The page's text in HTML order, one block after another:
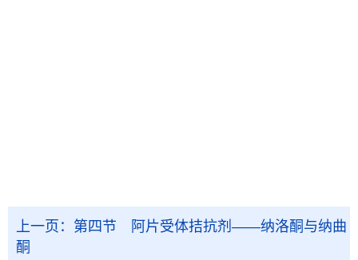
上一页： 第四节 阿片受体拮抗剂——纳洛酮与纳曲
酮